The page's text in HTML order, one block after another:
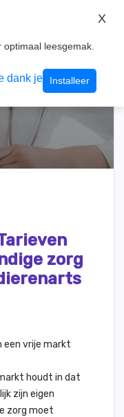
zorg
een vrije markt
houdt in dat
zijn eigen
zorg moet
leesgemak.
dank je Installeer
X